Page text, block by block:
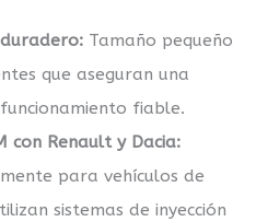
Tamaño pequeño
que aseguran una
fiable.
con Renault y Dacia:
para vehículos de
sistemas de inyección